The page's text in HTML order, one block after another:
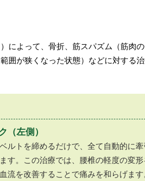
によって、骨折、筋スパズム（筋肉
囲が狭くなった状態）などに対する
（左側）
ルトを締めるだけで、全て自動的に牽
す。この治療では、腰椎の軽度の変形
流を改善することで痛みを和らげます